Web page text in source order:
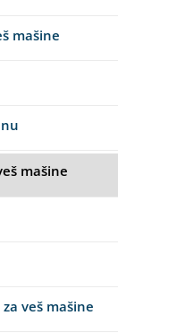
mašine
mašine
veš mašine